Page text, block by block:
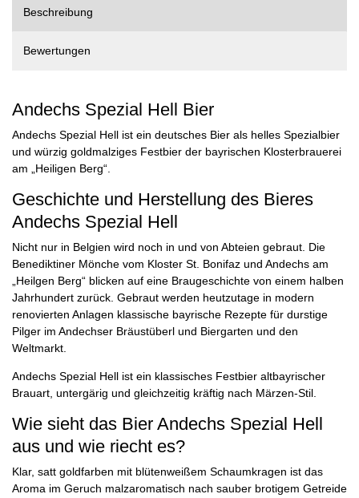
Beschreibung
Bewertungen
Andechs Spezial Hell Bier
Andechs Spezial Hell ist ein deutsches Bier als helles Spezialbier
und würzig goldmalziges Festbier der bayrischen Klosterbrauerei
am „Heiligen Berg“.
Geschichte und Herstellung des Bieres
Andechs Spezial Hell
Nicht nur in Belgien wird noch in und von Abteien gebraut. Die
Benediktiner Mönche vom Kloster St. Bonifaz und Andechs am
„Heilgen Berg“ blicken auf eine Braugeschichte von einem halben
Jahrhundert zurück. Gebraut werden heutzutage in modern
renovierten Anlagen klassische bayrische Rezepte für durstige
Pilger im Andechser Bräustüberl und Biergarten und den
Weltmarkt.
Andechs Spezial Hell ist ein klassisches Festbier altbayrischer
Brauart, untergärig und gleichzeitig kräftig nach Märzen-Stil.
Wie sieht das Bier Andechs Spezial Hell
aus und wie riecht es?
Klar, satt goldfarben mit blütenweißem Schaumkragen ist das
Aroma im Geruch malzaromatisch nach sauber brotigem Getreide